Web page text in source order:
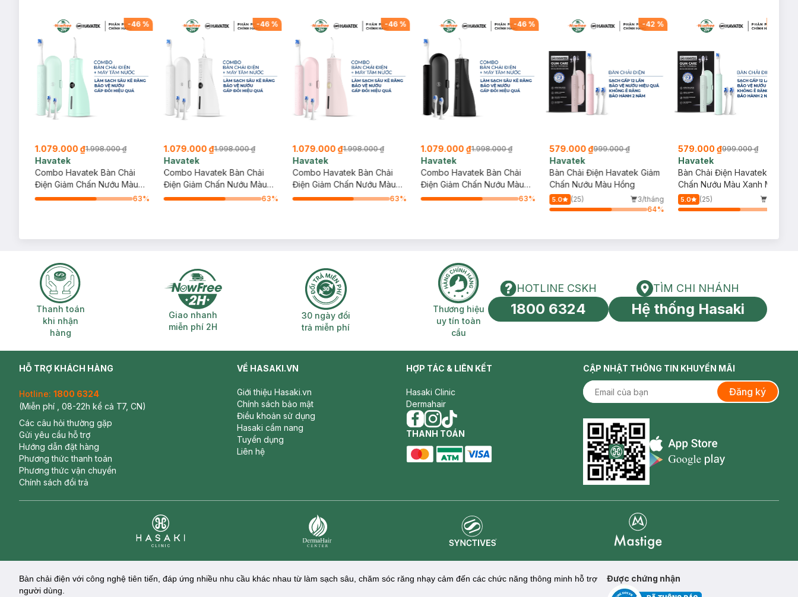
-42%
579.000 ₫999.000 ₫
Havatek
Bàn Chải Điện Havatek Giảm
Chấn Nướu Màu Hồng
5.0 (25)
3/tháng
64%
579.000 ₫999.000 ₫
Havatek
Bàn Chải Điện Havatek Giảm
Chấn Nướu Màu Xanh Mint
5.0 (25)
-46%
1.079.000 ₫1.998.000 ₫
Havatek
Combo Havatek Bàn Chải
Điện Giảm Chấn Nướu Màu
Xanh Mint + Máy Tăm Nước
63%
-46%
1.079.000 ₫1.998.000 ₫
Havatek
Combo Havatek Bàn Chải
Điện Giảm Chấn Nướu Màu
Trắng + Máy Tăm Nước Cao
63%
-46%
1.079.000 ₫1.998.000 ₫
Havatek
Combo Havatek Bàn Chải
Điện Giảm Chấn Nướu Màu
Hồng + Máy Tăm Nước Cao
63%
-46%
1.079.000 ₫1.998.000 ₫
Havatek
Combo Havatek Bàn Chải
Điện Giảm Chấn Nướu Màu
Đen + Máy Tăm Nước Cao
63%
Thanh toán khi nhận hàng
Thanh toán
khi nhận
hàng
Giao nhanh miễn phí 2H
Giao nhanh
miễn phí 2H
30 ngày đổi trả miễn phí
30 ngày đổi
trả miễn phí
Thương hiệu uy tín toàn cầu
Thương hiệu
uy tín toàn
cầu
HOTLINE CSKH
HOTLINE CSKH
1800 6324
Tìm chi nhánh
TÌM CHI NHÁNH
Hệ thống Hasaki
HỖ TRỢ KHÁCH HÀNG
Hotline: 1800 6324
(Miễn phí , 08-22h kể cả T7, CN)
Các câu hỏi thường gặp
Gửi yêu cầu hỗ trợ
Hướng dẫn đặt hàng
Phương thức thanh toán
Phương thức vận chuyển
Chính sách đổi trả
VỀ HASAKI.VN
Giới thiệu Hasaki.vn
Chính sách bảo mật
Điều khoản sử dụng
Hasaki cẩm nang
Tuyển dụng
Liên hệ
HỢP TÁC & LIÊN KẾT
Hasaki Clinic
Dermahair
facebook
instagram
tiktok
THANH TOÁN
CẬP NHẬT THÔNG TIN KHUYẾN MÃI
Đăng ký
Appstore icon
Bàn chải điện với công nghệ tiên tiến, đáp ứng nhiều nhu cầu khác nhau từ làm sạch sâu, chăm sóc răng nhạy cảm đến các chức năng thông minh hỗ trợ
người dùng.
Được chứng nhận